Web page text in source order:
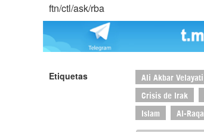
ftn/ctl/ask/rba
Etiquetas Ali Akbar Velayati
Crisis de Irak
Islam Al-Raqa